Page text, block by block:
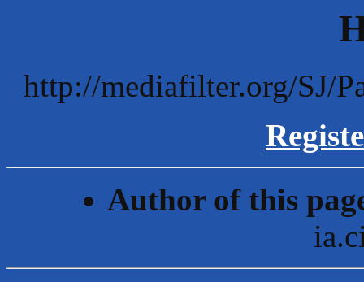
http://mediafilter.org/SJ/
Author of this